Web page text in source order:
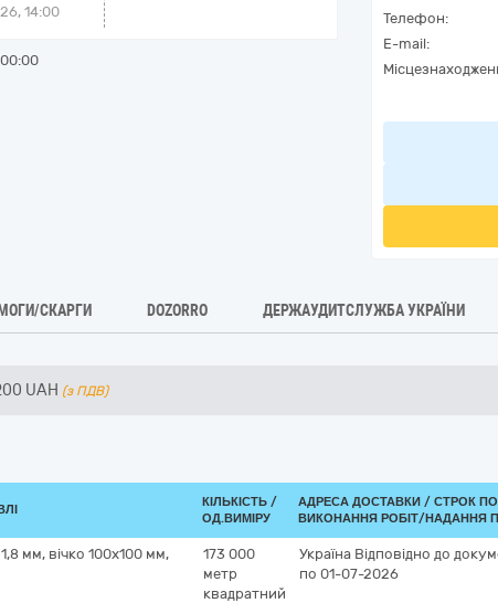
14:00
Телефон:
E-mail:
СКАРГИ DOZORRO ДЕРЖАУДИТСЛУЖБА УКРАЇНИ
UAH (з ПДВ)
КІЛЬКІСТЬ /
ОД.ВИМІРУ
АДРЕСА ДОСТАВКИ / СТРОК
ВИКОНАННЯ РОБІТ/НАДАННЯ
мм, вічко 100х100 мм,
173 000
метр
квадратний
Україна Відповідно до
по 01-07-2026